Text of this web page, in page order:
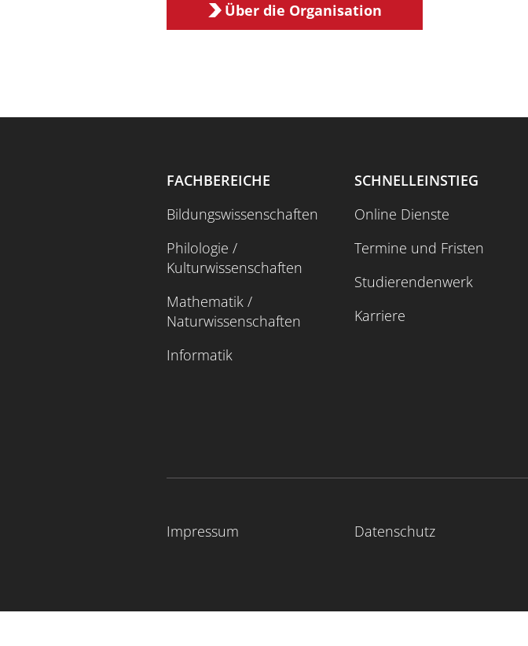
Über die Organisation
FACHBEREICHE
Bildungswissenschaften
Philologie /
Kulturwissenschaften
Mathematik /
Naturwissenschaften
Informatik
SCHNELLEINSTIEG
Online Dienste
Termine und Fristen
Studierendenwerk
Karriere
Impressum Datenschutz